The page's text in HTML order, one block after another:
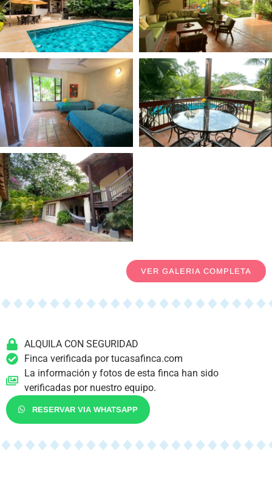
VER GALERIA COMPLETA
ALQUILA CON SEGURIDAD
Finca verificada por tucasafinca.com
La información y fotos de esta finca han sido
verificadas por nuestro equipo.
RESERVAR VIA WHATSAPP